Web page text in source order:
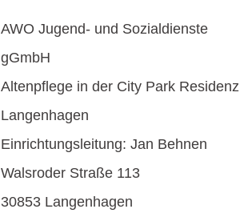
AWO Jugend- und Sozialdienste
gGmbH
Altenpflege in der City Park Residenz
Langenhagen
Einrichtungsleitung: Jan Behnen
Walsroder Straße 113
30853 Langenhagen